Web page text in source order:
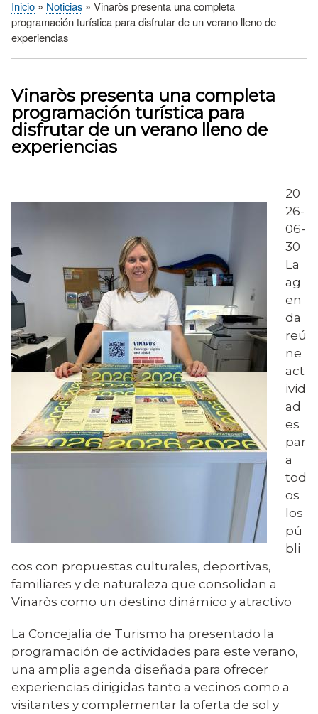
Sobrescribir
enlaces
de
a
la
navegación
Inicio Noticias
Vinaròs presenta una completa
programación turística para disfrutar de un verano lleno de
experiencias
Vinaròs presenta una completa
programación turística para
disfrutar de un verano lleno de
experiencias
20
26-
06-
30
La
ag
en
da
reú
ne
act
ivid
ad
es
par
a
tod
os
los
pú
bli
cos con propuestas culturales, deportivas,
familiares y de naturaleza que consolidan a
Vinaròs como un destino dinámico y atractivo
La Concejalía de Turismo ha presentado la
programación de actividades para este verano,
una amplia agenda diseñada para ofrecer
experiencias dirigidas tanto a vecinos como a
visitantes y complementar la oferta de sol y